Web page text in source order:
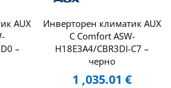
AUX
–
Инверторен климатик AUX
C Comfort ASW-
H18E3A4/CBR3DI-C7 –
черно
1 ,035.01€